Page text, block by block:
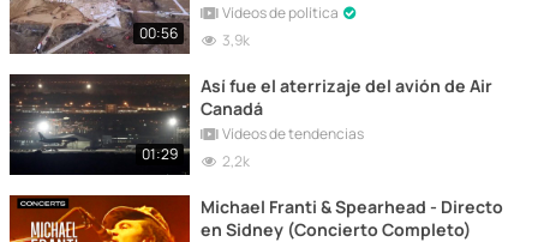
00:56
Vídeos de política
3,9k
01:29
Así fue el aterrizaje del avión de Air
Canadá
Vídeos de tendencias
2,2k
Michael Franti & Spearhead - Directo
en Sidney (Concierto Completo)